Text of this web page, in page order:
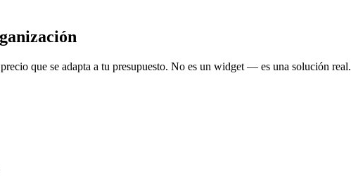
que se adapta a tu presupuesto. No es un widget — es una solución real.